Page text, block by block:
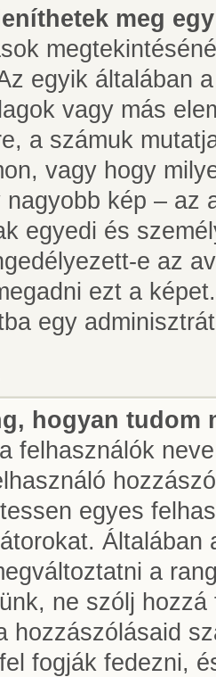
meg
egyik általában
vagy más
a számuk
vagy hogy
nagyobb kép – az
egyedi és
e az
ezt a
egy
hogyan tudom
felhasználók
egyes
Általában
a
ne szólj
hozzászólásaid
fogják fedezni,